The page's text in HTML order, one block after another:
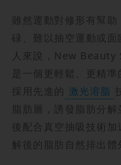
雖然運動對修形有幫
碌、難以抽空運動或面
人來說，New Beauty
是一個更輕鬆、更精
採用先進的 激光溶脂
脂肪層，誘發脂肪分
後配合真空抽吸技術
解後的脂肪自然排出體